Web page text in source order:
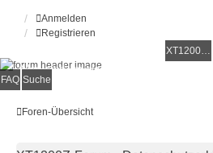
Anmelden
Registrieren
XT1200Z-Wiki
Alles rund um die Yamaha XT1200Z
FAQ Suche
Foren-Übersicht